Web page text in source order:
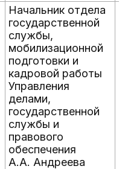
Начальник отдела
государственной
службы,
мобилизационной
подготовки и
кадровой работы
Управления
делами,
государственной
службы и
правового
обеспечения
А.А. Андреева